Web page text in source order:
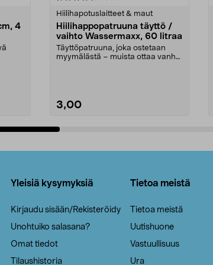
4
Hiilihapotuslaitteet & maut
Hiilihappopatruuna täyttö /
vaihto Wassermaxx, 60 litraa
Täyttöpatruuna, joka ostetaan
myymälästä – muista ottaa vanha
3,00
Yleisiä kysymyksiä
Kirjaudu sisään/Rekisteröidy
Unohtuiko salasana?
Omat tiedot
Tilaushistoria
Tietoa meistä
Tietoa meistä
Uutishuone
Vastuullisuus
Ura